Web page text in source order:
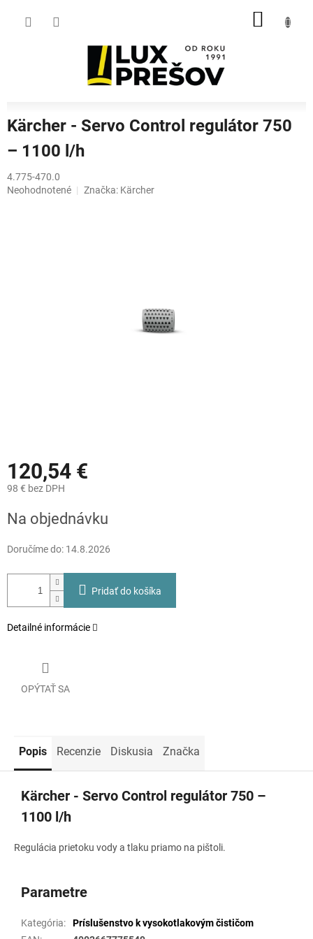
Kärcher - Servo Control regulátor 750
– 1100 l/h
4.775-470.0
Priemerné
Neohodnotené Značka: Kärcher
120,54 €
98 € bez DPH
cena:
Na objednávku
Doručíme do: 14.8.2026
Pridať do košíka
Detailné informácie
OPÝTAŤ SA
Popis Recenzie Diskusia Značka
Kärcher - Servo Control regulátor 750 –
1100 l/h
Regulácia prietoku vody a tlaku priamo na pištoli.
Parametre
Kategória:
Príslušenstvo k vysokotlakovým čističom